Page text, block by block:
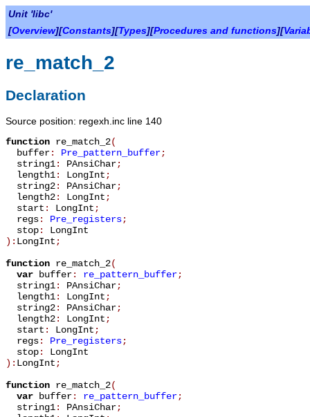
Unit 'libc'
[Overview][Constants][Types][Procedures and functions][
re_match_2
Declaration
Source position: regexh.inc line 140
function re_match_2(
buffer: Pre_pattern_buffer;
string1: PAnsiChar;
length1: LongInt ;
string2: PAnsiChar;
length2: LongInt ;
start : LongInt ;
regs: Pre_registers;
stop: LongInt
): LongInt ;
function re_match_2(
var
buffer: re_pattern_buffer;
string1: PAnsiChar;
length1: LongInt ;
string2: PAnsiChar;
length2: LongInt ;
start : LongInt ;
regs: Pre_registers;
stop: LongInt
): LongInt ;
function re_match_2(
var
buffer: re_pattern_buffer;
string1: PAnsiChar;